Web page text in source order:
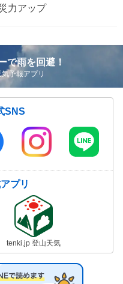
力アップ
で雨を回避！
予報アプリ
SNS
プリ
tenki.jp 登山天気